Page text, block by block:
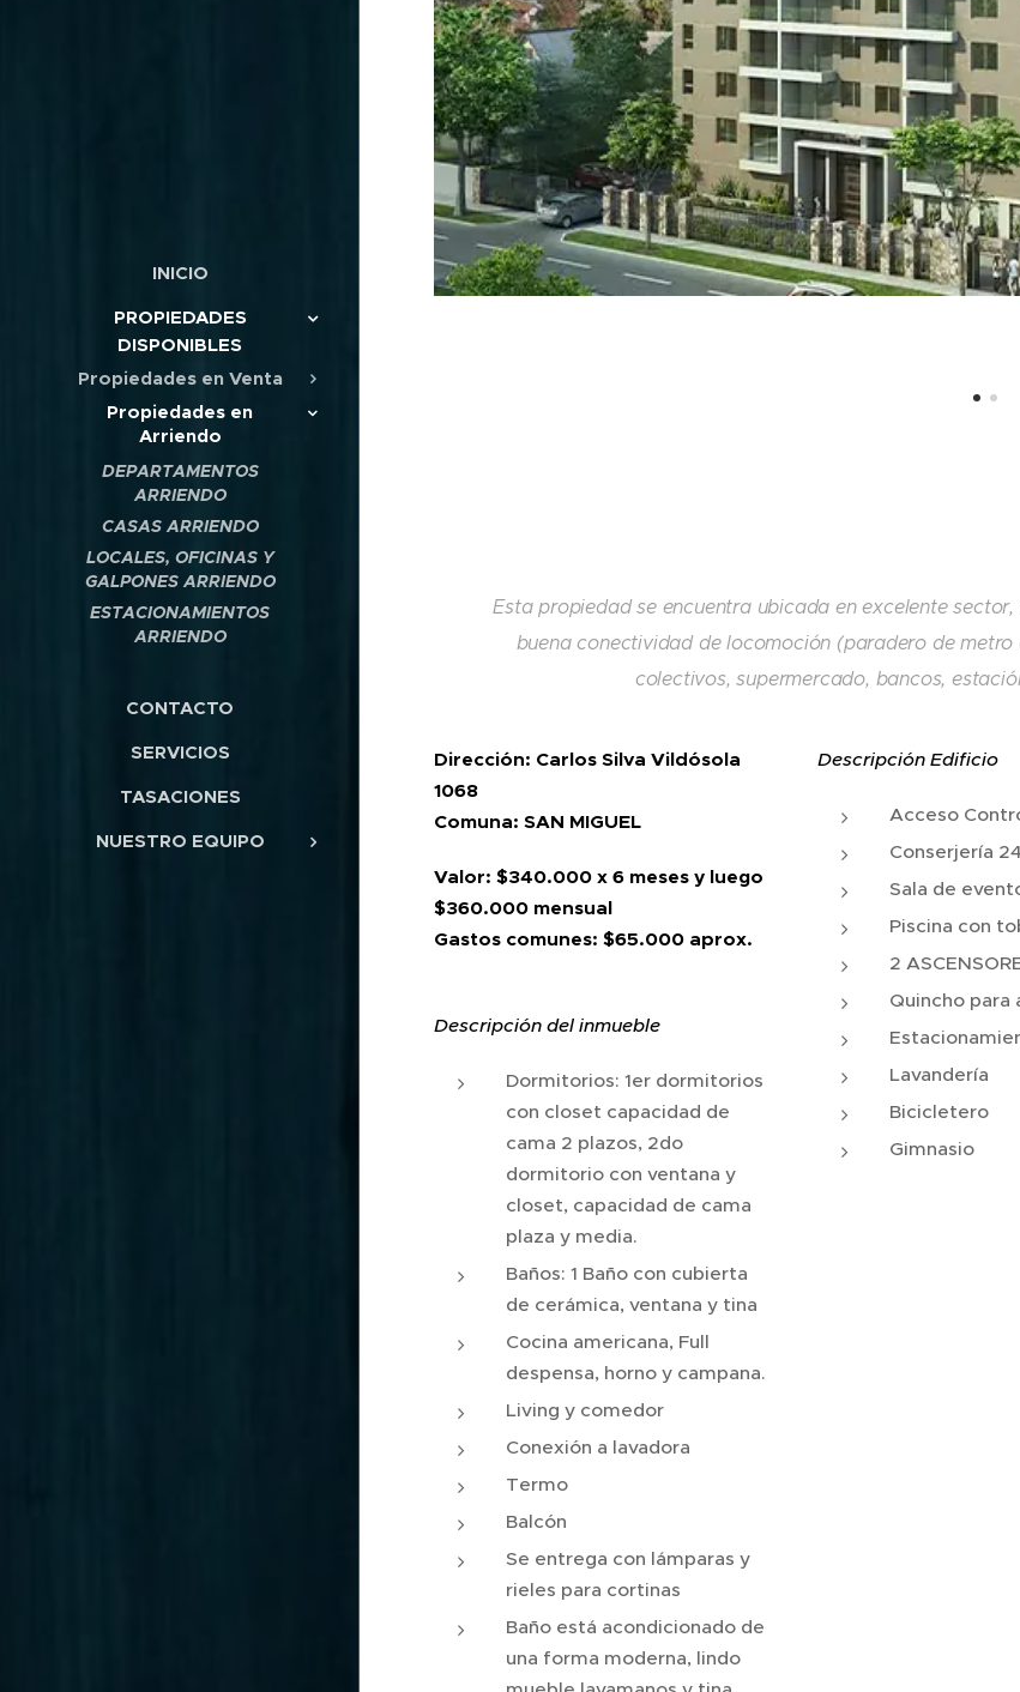
INICIO
PROPIEDADES
DISPONIBLES
Propiedades en Venta
Propiedades en
Arriendo
DEPARTAMENTOS
ARRIENDO
CASAS ARRIENDO
LOCALES, OFICINAS Y
GALPONES ARRIENDO
ESTACIONAMIENTOS
ARRIENDO
CONTACTO
SERVICIOS
TASACIONES
NUESTRO EQUIPO
Esta propiedad se encuentra ubicada en excelente
buena conectividad de locomoción (paradero de
colectivos, supermercado, bancos,
Dirección: Carlos Silva Vildósola
1068
Comuna: SAN MIGUEL
Valor: $340.000 x 6 meses y luego
$360.000 mensual
Gastos comunes: $65.000 aprox.
Descripción del inmueble
Dormitorios: 1er dormitorios
con closet capacidad de
cama 2 plazos, 2do
dormitorio con ventana y
closet, capacidad de cama
plaza y media.
Baños: 1 Baño con cubierta
de cerámica, ventana y tina
Cocina americana, Full
despensa, horno y campana.
Living y comedor
Conexión a lavadora
Termo
Balcón
Se entrega con lámparas y
rieles para cortinas
Baño está acondicionado de
una forma moderna, lindo
Descripción Edificio
Acceso
Conserjería
Sala de
Piscina con
2
Quincho para
Lavandería
Bicicletero
Gimnasio